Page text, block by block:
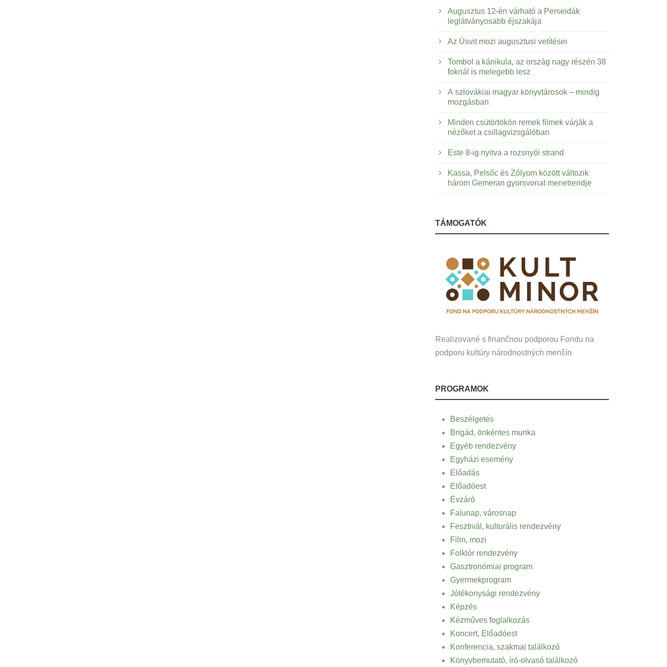
Augusztus 12-én várható a Perseidák
leglátványosabb éjszakája
Az Úsvit mozi augusztusi vetítései
Tombol a kánikula, az ország nagy részén 38
foknál is melegebb lesz
A szlovákiai magyar könyvtárosok – mindig
mozgásban
Minden csütörtökön remek filmek várják a
nézőket a csillagvizsgálóban
Este 8-ig nyitva a rozsnyói strand
Kassa, Pelsőc és Zólyom között változik
három Gemeran gyorsvonat menetrendje
TÁMOGATÓK
Realizované s finančnou podporou Fondu na
podporu kultúry národnostných menšín
PROGRAMOK
Beszélgetés
Brigád, önkéntes munka
Egyéb rendezvény
Egyházi esemény
Előadás
Előadóest
Évzáró
Falunap, városnap
Fesztivál, kulturális rendezvény
Film, mozi
Folklór rendezvény
Gasztronómiai program
Gyermekprogram
Jótékonysági rendezvény
Képzés
Kézműves foglalkozás
Koncert, Előadóest
Konferencia, szakmai találkozó
Könyvbemutató, író-olvasó találkozó